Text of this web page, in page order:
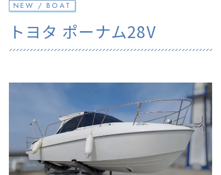
NEW / BOAT
トヨタ ポーナム28V